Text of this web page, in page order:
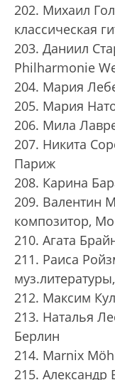
202. Михаил
классическая
203. Даниил
Philharmonie
204. Мария
205. Мария
206. Мила
207. Никита
Париж
208. Карина
209. Валентин
композитор,
210. Агата
211. Раиса
212. Максим
213. Наталья
Берлин
214. Marnix
215. Александр